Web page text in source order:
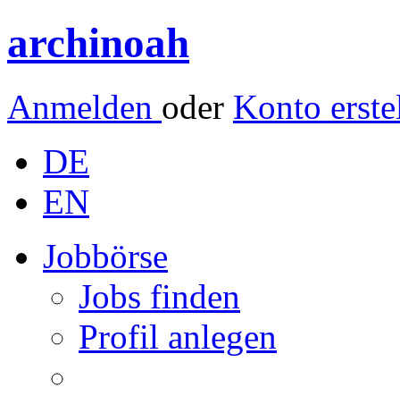
archinoah
Anmelden oder Konto
DE
EN
Jobbörse
Jobs finden
Profil anlegen